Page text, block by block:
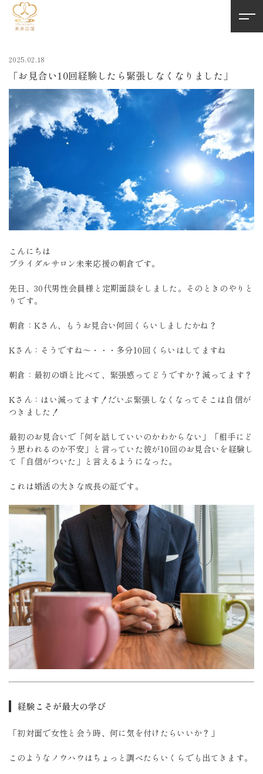
2025.02.18
「お見合い10回経験したら緊張しなくなりました」
こんにちは
ブライダルサロン未来応援の朝倉です。
先日、30代男性会員様と定期面談をしました。そのときのやりと
りです。
朝倉：Kさん、もうお見合い何回くらいしましたかね？
Kさん：そうですね～・・・多分10回くらいはしてますね
朝倉：最初の頃と比べて、緊張感ってどうですか？減ってます？
Kさん：はい減ってます！だいぶ緊張しなくなってそこは自信が
つきました！
最初のお見合いで「何を話していいのかわからない」「相手にど
う思われるのか不安」と言っていた彼が10回のお見合いを経験し
て「自信がついた」と言えるようになった。
これは婚活の大きな成長の証です。
経験こそが最大の学び
「初対面で女性と会う時、何に気を付けたらいいか？」
このようなノウハウはちょっと調べたらいくらでも出てきます。